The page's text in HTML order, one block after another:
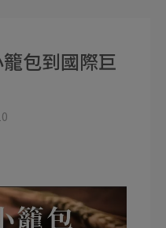
包到國際巨